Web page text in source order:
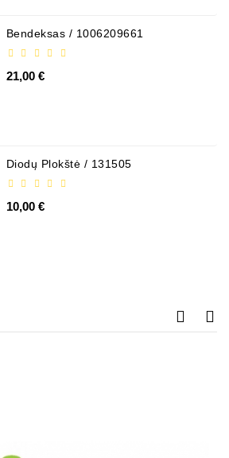
Bendeksas / 1006209661
21,00 €
Diodų Plokštė / 131505
10,00 €